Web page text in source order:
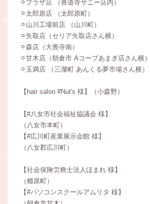
⚪︎プラザ店 （善道寺サニー店内）
⚪︎太郎原店 （太郎原町）
⚪︎山川工場前店 （山川町）
⚪︎矢取店（セリア矢取店さん横）
⚪︎森店（大善寺南）
⚪︎甘木店（朝倉市 Aコープあまぎ店さん横）
⚪︎玉満店 （三潴町 あんくる夢市場さん横）
【hair salon #Nut's 様】（小森野）
【#八女市社会福祉協議会 様】
（八女市本町）
【#広川町産業展示会館 様】
（八女郡広川町）
【社会保険労務士法人ほまれ 様】
（櫛原町）
【#パソコンスクールアムリタ 様】